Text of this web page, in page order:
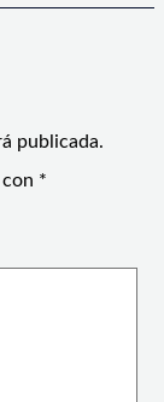
publicada.
*